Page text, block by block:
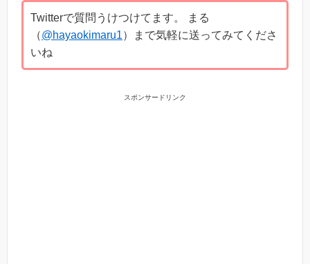
Twitterで質問うけつけてます。 まる
（@hayaokimaru1）まで気軽に送ってみてくださ
いね
スポンサードリンク